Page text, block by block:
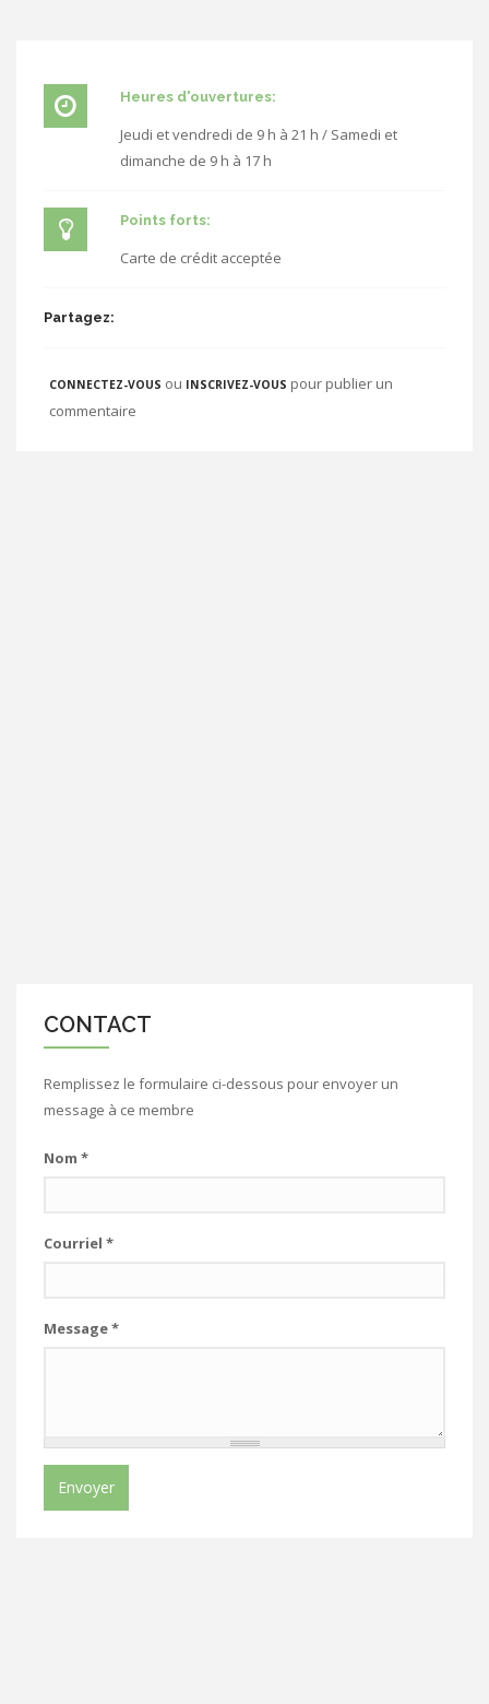
Heures d'ouvertures:
Jeudi et vendredi de 9 h à 21 h / Samedi et
dimanche de 9 h à 17 h
Points forts:
Carte de crédit acceptée
Partagez:
CONNECTEZ-VOUS ou INSCRIVEZ-VOUS pour publier un
commentaire
CONTACT
Remplissez le formulaire ci-dessous pour envoyer un
message à ce membre
Nom *
Courriel *
Message*
Envoyer